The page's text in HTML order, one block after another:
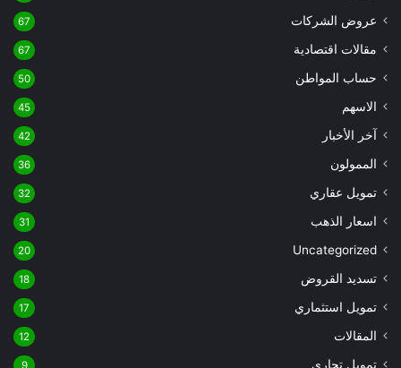
عروض الشركات 67
مقالات اقتصادية 67
حساب المواطن 50
الاسهم 45
آخر الأخبار 42
الممولون 36
تمويل عقاري 32
اسعار الذهب 31
Uncategorized
20
تسديد القروض 18
تمويل استثماري 17
المقالات 12
تمويل تجاري 9